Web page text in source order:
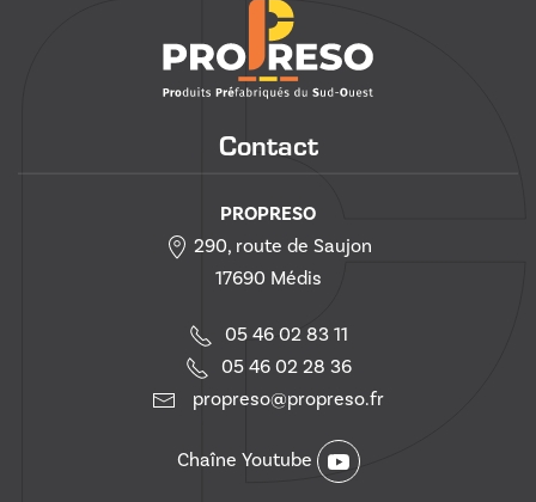
Contact
PROPRESO
290, route de Saujon
17690 Médis
05 46 02 83 11
05 46 02 28 36
propreso@propreso.fr
Chaîne Youtube